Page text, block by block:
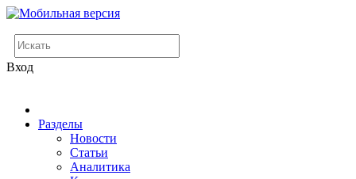
Вход
Разделы
Новости
Статьи
Аналитика